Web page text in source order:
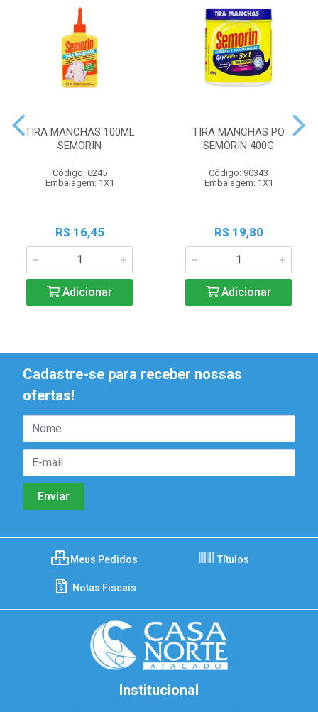
TIRA MANCHAS 100ML
SEMORIN
Código: 6245
Embalagem: 1X1
R$ 16,45
Adicionar
TIRA MANCHAS PO
SEMORIN 400G
Código: 90343
Embalagem: 1X1
R$ 19,80
Adicionar
Cadastre-se para receber nossas
ofertas!
Meus Pedidos Títulos
Notas Fiscais
Institucional